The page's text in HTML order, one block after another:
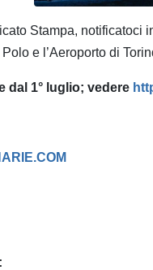
Stampa,
e l’Aeroporto di
dal 1° luglio; vedere